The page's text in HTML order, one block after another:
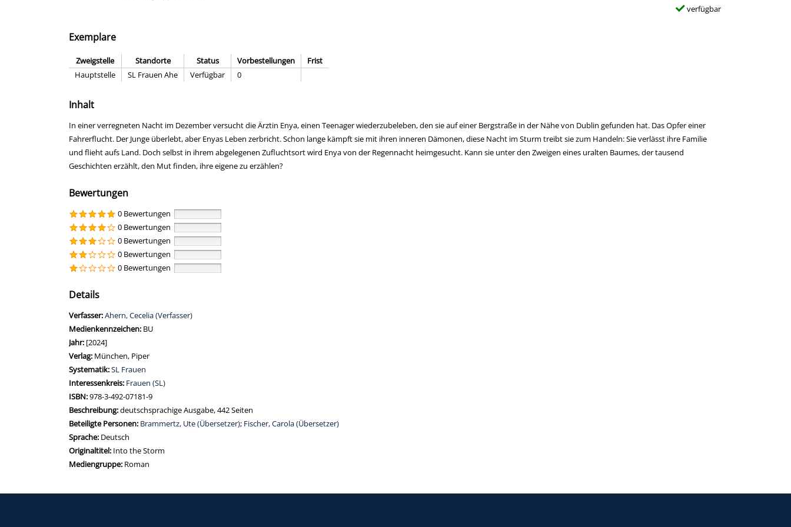
verfügbar
Exemplare
Zweigstelle Standorte Status Vorbestellungen
Frist
Hauptstelle
SL Frauen Ahe Verfügbar 0
Inhalt
In einer verregneten Nacht im Dezember versucht die Ärztin Enya, einen Teenager wiederzubeleben, den sie auf einer Bergstraße in der Nähe von Dublin gefunden hat. Das Opfer einer
Fahrerflucht. Der Junge überlebt, aber Enyas Leben zerbricht. Schon lange kämpft sie mit ihren inneren Dämonen, diese Nacht im Sturm treibt sie zum Handeln: Sie verlässt ihre Familie
und flieht aufs Land. Doch selbst in ihrem abgelegenen Zufluchtsort wird Enya von der Regennacht heimgesucht. Kann sie unter den Zweigen eines uralten Baumes, der tausend
Geschichten erzählt, den Mut finden, ihre eigene zu erzählen?
Bewertungen
0 Bewertungen
0 Bewertungen
0 Bewertungen
0 Bewertungen
0 Bewertungen
Details
Verfasser:Suche nach diesem Verfasser
Ahern, Cecelia (Verfasser)
Medienkennzeichen: BU
Jahr: [2024]
Verlag: München, Piper
opens in new tab
Diesen Link in neuem Tab öffnen
Systematik:Suche nach dieser Systematik
SL Frauen
Interessenkreis: Suche nach diesem Interessenskreis
Frauen (SL)
ISBN:978-3-492-07181-9
Beschreibung:deutschsprachige Ausgabe, 442 Seiten
Beteiligte Personen: Suche nach dieser Beteiligten Person
Brammertz, Ute (Übersetzer); Fischer, Carola (Übersetzer)
Sprache: Deutsch
Originaltitel: Into the Storm
Mediengruppe: Roman